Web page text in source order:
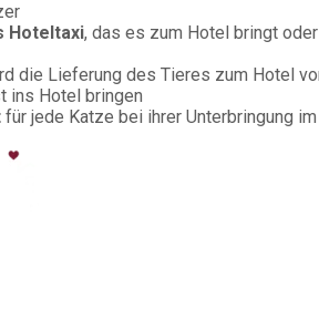
Hoteltaxi, das es zum Hotel bringt
die Lieferung des Tieres zum Hotel
ins Hotel bringen
für jede Katze bei ihrer Unterbringung